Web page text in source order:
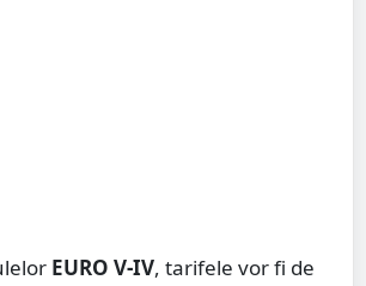
EURO V-IV, tarifele vor fi de